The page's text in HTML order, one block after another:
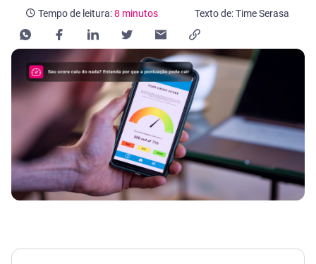
Tempo de leitura:8 minutos Texto de: Time Serasa